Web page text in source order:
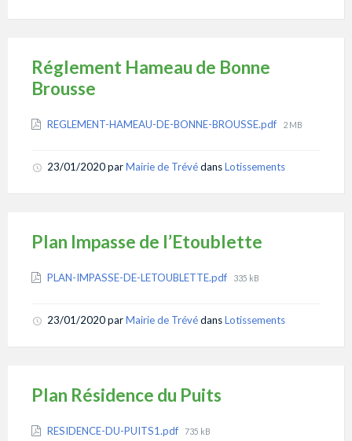
Réglement Hameau de Bonne
Brousse
Attachments
REGLEMENT-HAMEAU-DE-BONNE-BROUSSE.pdf File
2 MB
23/01/2020parMairie de TrévédansLotissements
Plan Impasse de l’Etoublette
Attachments
PLAN-IMPASSE-DE-LETOUBLETTE.pdf File
335 kB
23/01/2020parMairie de TrévédansLotissements
Plan Résidence du Puits
Attachments
RESIDENCE-DU-PUITS1.pdf File
735 kB